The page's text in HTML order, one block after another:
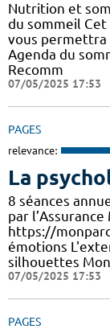
Nutrition et
du sommeil
vous permettra
Agenda du
Recomm
07/05/2025 17:53
PAGES
relevance:
La
8 séances
par l’Assurance
https://
émotions
silhouettes
07/05/2025 17:53
PAGES